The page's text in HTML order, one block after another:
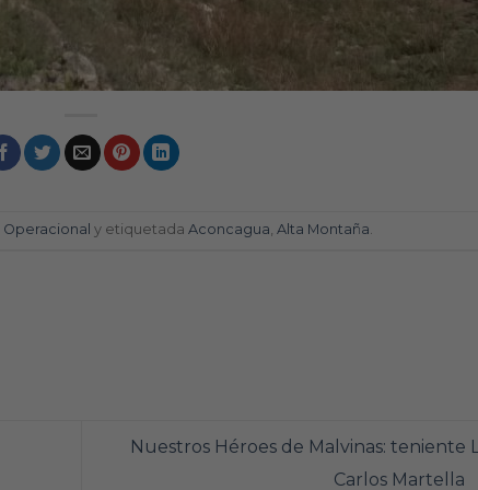
Operacional y etiquetadaAconcagua,Alta Montaña.
Nuestros Héroes de Malvinas: teniente
Carlos Martella